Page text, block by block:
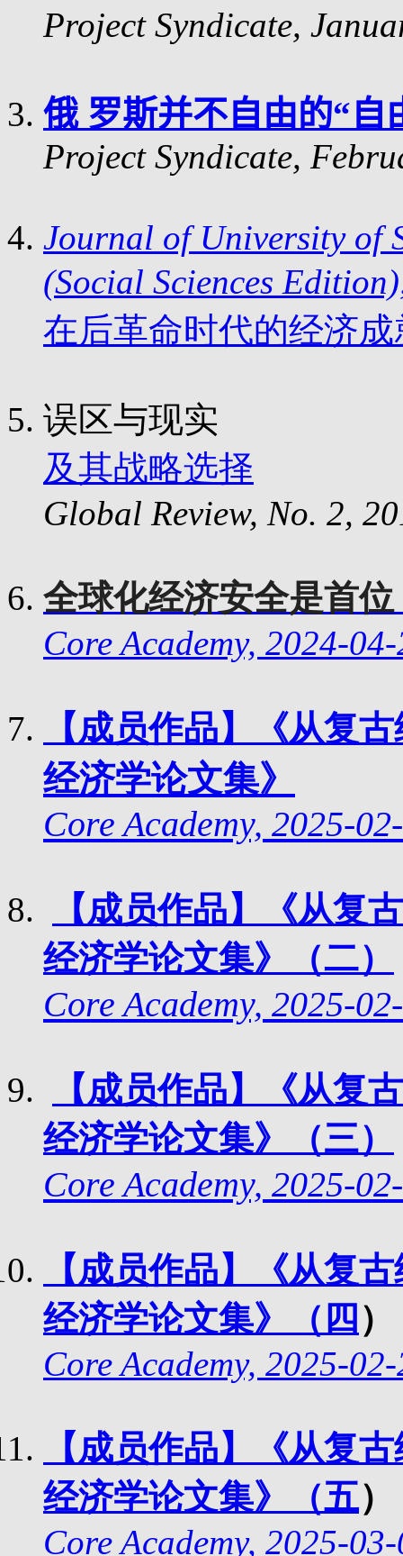
Project Syndicate,
俄 罗斯并不自由的“自
Project Syndicate,
Journal of University of
(Social Sciences
在后革命时代的经济成
误区与现实
及其战略选择
Global Review, No. 2,
全球化经济安全是首
Core Academy, 2024-
【成员作品】《从复
经济学论文集》
Core Academy, 2025-
【成员作品】《从复
经济学论文集》（二）
Core Academy, 2025-
【成员作品】《从复
经济学论文集》（三）
Core Academy, 2025-
【成员作品】《从复
经济学论文集》（四 ）
Core Academy, 2025-
【成员作品】《从复
经济学论文集》（五）
Core Academy, 2025-